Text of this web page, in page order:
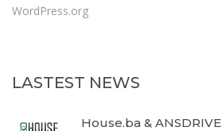
WordPress.org
LASTEST NEWS
House.ba & ANSDRIVE